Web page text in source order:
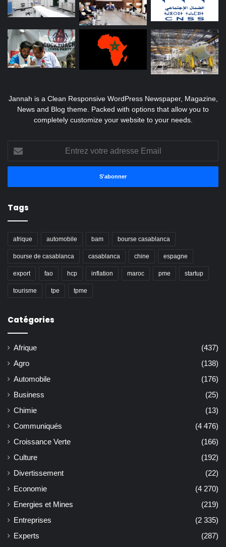
Jannah is a Clean Responsive WordPress Newspaper, Magazine,
News and Blog theme. Packed with options that allow you to
completely customize your website to your needs.
Entrez
votre
adresse
Tags
afrique automobile bam bourse casablanca
bourse de casablanca casablanca chine espagne
export fao hcp inflation maroc pme startup
tourisme tpe tpme
Catégories
Afrique
(437)
Agro
(138)
Automobile
(176)
Business
(25)
Chimie
(13)
Communiqués
(4 476)
Croissance Verte
(166)
Culture
(192)
Divertissement
(22)
Economie
(4 270)
Energies et Mines
(219)
Entreprises
(2 335)
Experts
(287)